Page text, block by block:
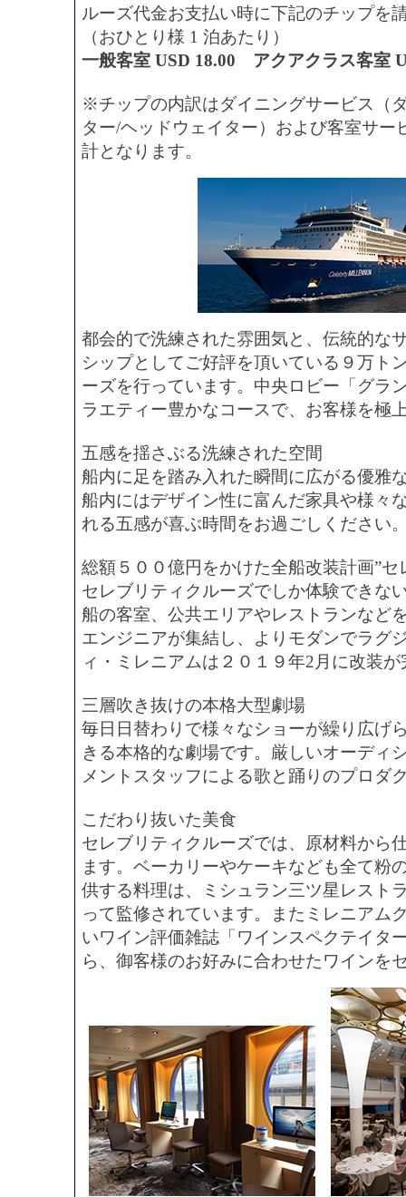
ルーズ代金お支払い時に下記のチップを
（おひとり様 1 泊あたり）
一般客室 USD 18.00 アクアクラス客室
※チップの内訳はダイニングサービス（
ター/ヘッドウェイター）および客室サ
計となります。
都会的で洗練された雰囲気と、伝統的な
シップとしてご好評を頂いている９万ト
ーズを行っています。中央ロビー「グラ
ラエティー豊かなコースで、お客様を極
五感を揺さぶる洗練された空間
船内に足を踏み入れた瞬間に広がる優雅
船内にはデザイン性に富んだ家具や様々
れる五感が喜ぶ時間をお過ごしください
総額５００億円をかけた全船改装計画”
セレブリティクルーズでしか体験できな
船の客室、公共エリアやレストランなど
エンジニアが集結し、よりモダンでラグ
ィ・ミレニアムは２０１９年2月に改装
三層吹き抜けの本格大型劇場
毎日日替わりで様々なショーが繰り広げ
きる本格的な劇場です。厳しいオーディ
メントスタッフによる歌と踊りのプロダ
こだわり抜いた美食
セレブリティクルーズでは、原材料から
ます。ベーカリーやケーキなども全て粉
供する料理は、ミシュラン三ツ星レスト
って監修されています。またミレニアム
いワイン評価雑誌「ワインスペクテイタ
ら、御客様のお好みに合わせたワインを